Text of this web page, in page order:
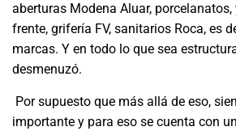
aberturas Modena Aluar,
frente, grifería FV, sanitarios Roca, es
marcas. Y en todo lo que sea
desmenuzó.
Por supuesto que más allá de eso,
importante y para eso se cuenta con